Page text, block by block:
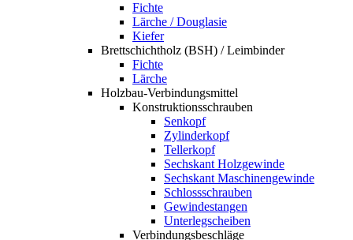
Fichte
Lärche / Douglasie
Kiefer
Brettschichtholz (BSH) / Leimbinder
Fichte
Lärche
Holzbau-Verbindungsmittel
Konstruktionsschrauben
Senkopf
Zylinderkopf
Tellerkopf
Sechskant Holzgewinde
Sechskant Maschinengewinde
Schlossschrauben
Gewindestangen
Unterlegscheiben
Verbindungsbeschläge